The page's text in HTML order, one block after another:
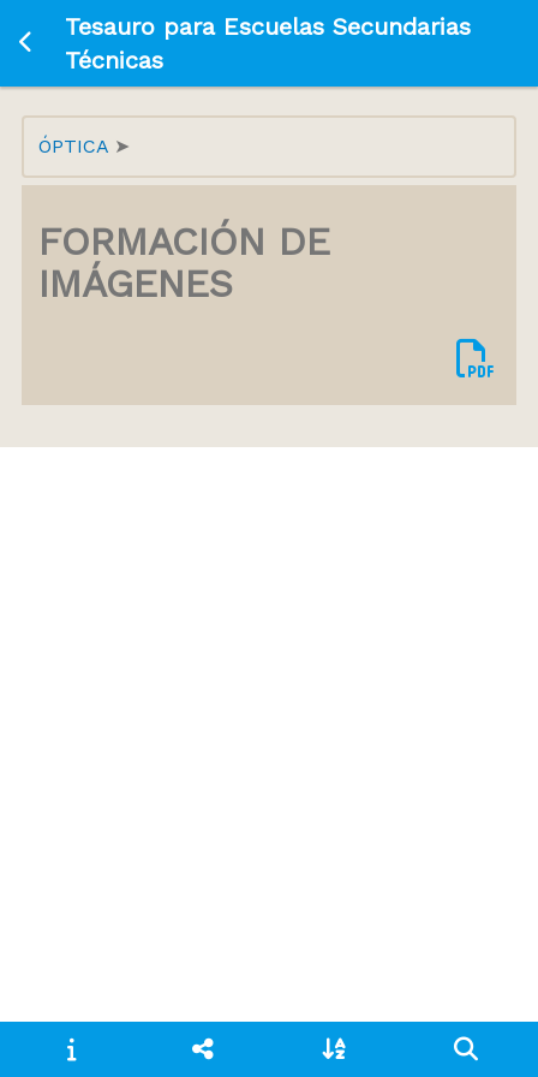
Ir a la página principal
Tesauro para Escuelas Secundarias
Técnicas
ÓPTICA
FORMACIÓN DE
IMÁGENES